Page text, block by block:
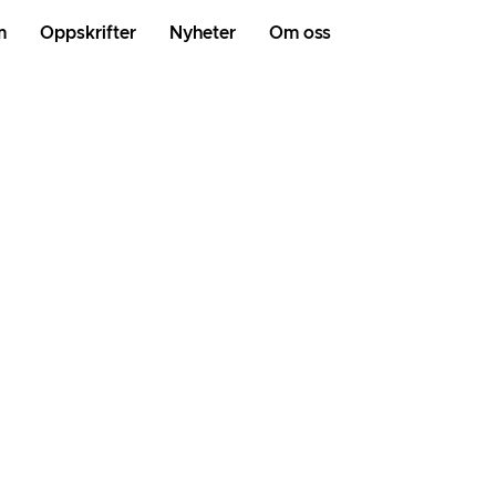
Oppskrifter Nyheter Om oss